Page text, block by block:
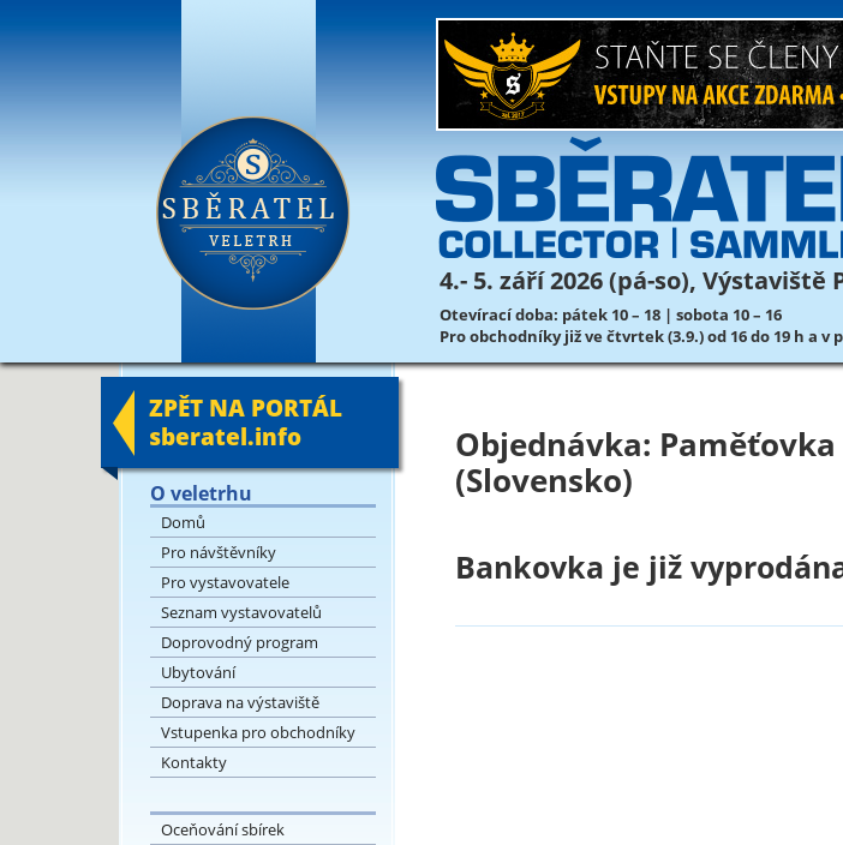
4.- 5. září 2026 (pá-so), Výstaviště
Otevírací doba: pátek 10 – 18 | sobota 10 – 16
Pro obchodníky již ve čtvrtek (3.9.) od 16 do 19 h a v
ZPĚT NA PORTÁL
sberatel.info
O veletrhu
Domů
Pro návštěvníky
Pro vystavovatele
Seznam vystavovatelů
Doprovodný program
Ubytování
Doprava na výstaviště
Vstupenka pro obchodníky
Kontakty
Oceňování sbírek
Objednávka: Paměťovka
(Slovensko)
Bankovka je již